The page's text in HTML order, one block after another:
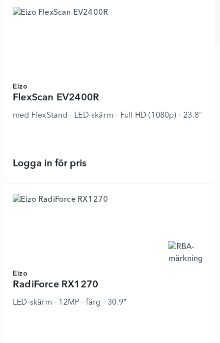
Eizo
FlexScan EV2400R
med FlexStand - LED-skärm - Full HD (1080p) - 23.8"
Logga in för prisFlexScan EV2400R - 8834521 -
Eizo
RadiForce RX1270
LED-skärm - 12MP - färg - 30.9"